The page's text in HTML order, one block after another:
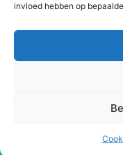
invloed hebben op
Vul hier
GRATIS